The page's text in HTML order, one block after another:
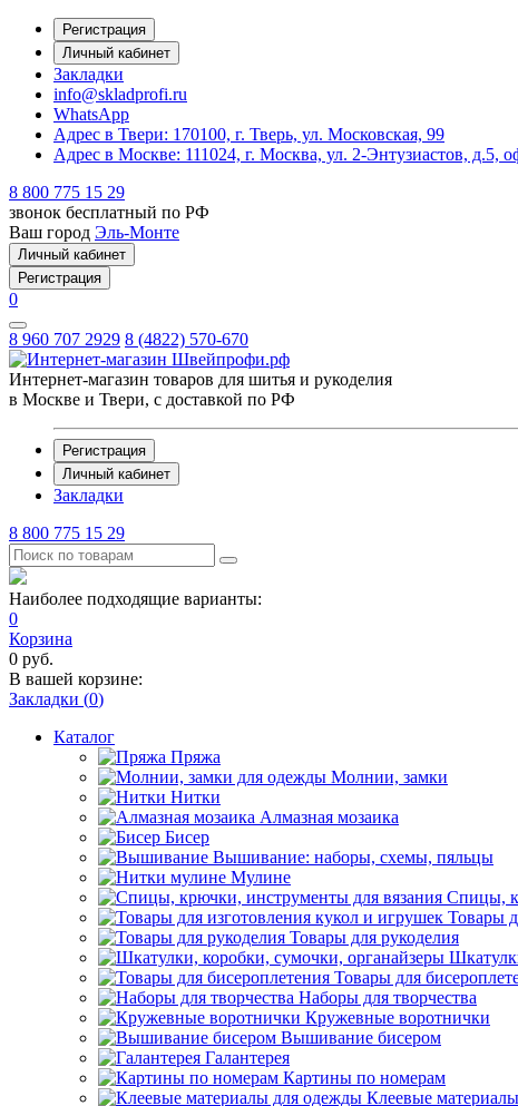
Регистрация
Личный кабинет
Закладки
info@skladprofi.ru
WhatsApp
Адрес в Твери: 170100, г. Тверь, ул. Московская, 99
Адрес в Москве: 111024, г. Москва, ул. 2-Энтузиастов, д.5,
8 800 775 15 29
звонок бесплатный по РФ
Ваш город Эль-Монте
Личный кабинет
Регистрация
0
8 960 707 2929 8 (4822) 570-670
Интернет-магазин товаров для шитья и рукоделия
в Москве и Твери, с доставкой по РФ
Регистрация
Личный кабинет
Закладки
8 800 775 15 29
Наиболее подходящие варианты:
0
Корзина
0 руб.
В вашей корзине:
Закладки (0)
Каталог
Пряжа
Молнии, замки
Нитки
Алмазная мозаика
Бисер
Вышивание: наборы, схемы, пяльцы
Мулине
Спицы,
Товары
Товары для рукоделия
Товары для
Наборы для творчества
Кружевные воротнички
Вышивание бисером
Галантерея
Картины по номерам
Клеевые материалы